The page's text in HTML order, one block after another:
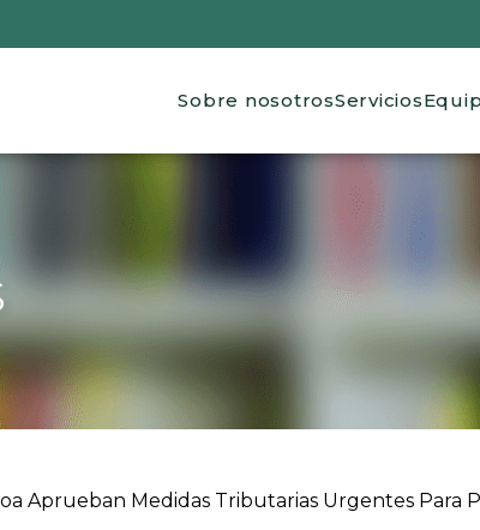
Main navigation
Sobre nosotrosServicios
ayuda a la navegación
Aprueban Medidas Tributarias Urgentes Para